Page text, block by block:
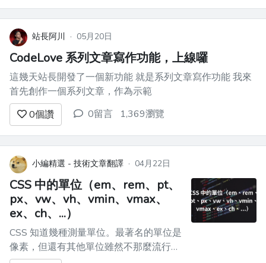
括文章、社交媒體貼文、論文、程式碼和
電子郵件，這使其成為各個層級的程式設
計師都興奮的工具。 > Open...
站長阿川 · 05月20日
CodeLove 系列文章寫作功能，上線囉
這幾天站長開發了一個新功能 就是系列文章寫作功能 我來
首先創作一個系列文章，作為示範
0個讚 0留言 1,369瀏覽
小編精選 - 技術文章翻譯 · 04月22日
CSS 中的單位（em、rem、pt、
px、vw、vh、vmin、vmax、
ex、ch、...）
CSS 知道幾種測量單位。最著名的單位是
像素，但還有其他單位雖然不那麼流行，